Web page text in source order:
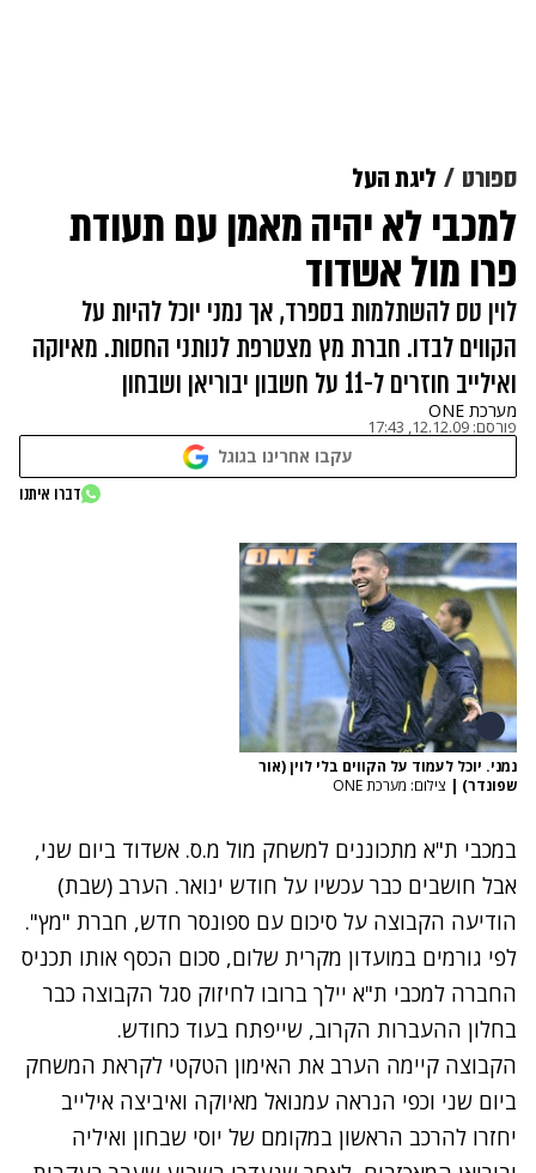
ספורט ליגת העל
למכבי לא יהיה מאמן עם תעודת
פרו מול אשדוד
לוין טס להשתלמות בספרד, אך נמני יוכל להיות על
הקווים לבדו. חברת מץ מצטרפת לנותני החסות. מאיוקה
ואילייב חוזרים ל-11 על חשבון יבוריאן ושבחון
מערכת ONE
פורסם: 12.12.09, 17:43
עקבו אחרינו בגוגל
דברו איתנו
נמני. יוכל לעמוד על הקווים בלי לוין (אור
שפונדר) | צילום: מערכת ONE
במכבי ת"א מתכוננים למשחק מול מ.ס. אשדוד ביום שני,
אבל חושבים כבר עכשיו על חודש ינואר. הערב (שבת)
הודיעה הקבוצה על סיכום עם ספונסר חדש, חברת "מץ".
לפי גורמים במועדון מקרית שלום, סכום הכסף אותו תכניס
החברה למכבי ת"א יילך ברובו לחיזוק סגל הקבוצה כבר
בחלון ההעברות הקרוב, שייפתח בעוד כחודש.
הקבוצה קיימה הערב את האימון הטקטי לקראת המשחק
ביום שני וכפי הנראה עמנואל מאיוקה ואיביצה אילייב
יחזרו להרכב הראשון במקומם של יוסי שבחון ואיליה